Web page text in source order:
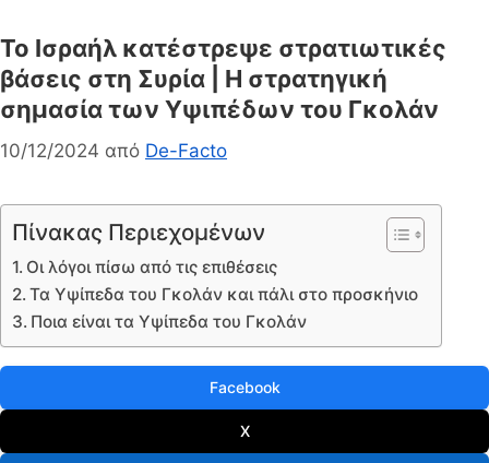
Το Ισραήλ κατέστρεψε στρατιωτικές
βάσεις στη Συρία | Η στρατηγική
σημασία των Υψιπέδων του Γκολάν
10/12/2024 από De-Facto
Πίνακας Περιεχομένων
Οι λόγοι πίσω από τις επιθέσεις
Τα Υψίπεδα του Γκολάν και πάλι στο προσκήνιο
Ποια είναι τα Υψίπεδα του Γκολάν
Facebook
X